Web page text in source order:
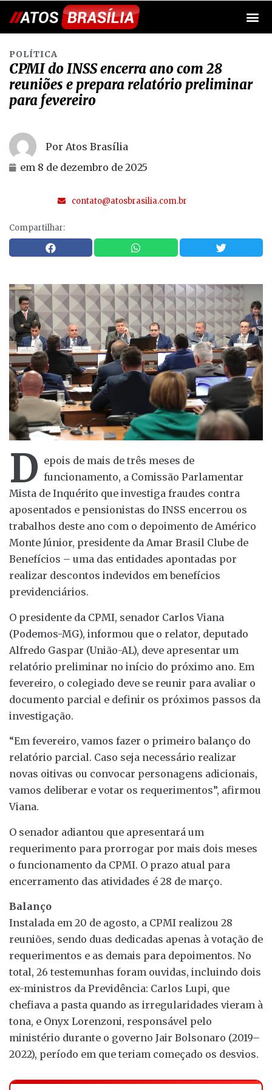
POLÍTICA
CPMI do INSS encerra ano com 28
reuniões e prepara relatório preliminar
para fevereiro
Por Atos Brasília
em 8 de dezembro de 2025
contato@atosbrasilia.com.br
Compartilhar:
D epois de mais de três meses de
funcionamento, a Comissão Parlamentar
Mista de Inquérito que investiga fraudes contra
aposentados e pensionistas do INSS encerrou os
trabalhos deste ano com o depoimento de Américo
Monte Júnior, presidente da Amar Brasil Clube de
Benefícios – uma das entidades apontadas por
realizar descontos indevidos em benefícios
previdenciários.
O presidente da CPMI, senador Carlos Viana
(Podemos-MG), informou que o relator, deputado
Alfredo Gaspar (União-AL), deve apresentar um
relatório preliminar no início do próximo ano. Em
fevereiro, o colegiado deve se reunir para avaliar o
documento parcial e definir os próximos passos da
investigação.
“Em fevereiro, vamos fazer o primeiro balanço do
relatório parcial. Caso seja necessário realizar
novas oitivas ou convocar personagens adicionais,
vamos deliberar e votar os requerimentos”, afirmou
Viana.
O senador adiantou que apresentará um
requerimento para prorrogar por mais dois meses
o funcionamento da CPMI. O prazo atual para
encerramento das atividades é 28 de março.
Balanço
Instalada em 20 de agosto, a CPMI realizou 28
reuniões, sendo duas dedicadas apenas à votação de
requerimentos e as demais para depoimentos. No
total, 26 testemunhas foram ouvidas, incluindo dois
ex-ministros da Previdência: Carlos Lupi, que
chefiava a pasta quando as irregularidades vieram à
tona, e Onyx Lorenzoni, responsável pelo
ministério durante o governo Jair Bolsonaro (2019–
2022), período em que teriam começado os desvios.